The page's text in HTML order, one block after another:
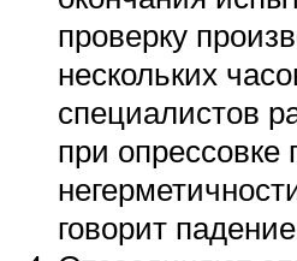
проверку
нескольких
специалистов
при опрессовке
говорит